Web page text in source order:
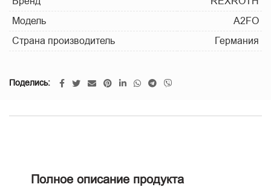
Модель
A2FO
Страна производитель
Германия
Поделись
Полное описание продукта